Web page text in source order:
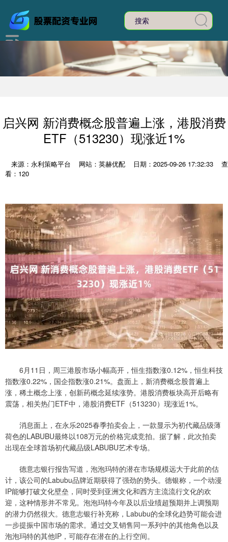
启兴网 新消费概念股普遍上涨，港股消费
ETF（513230）现涨近1%
来源：永利策略平台 网站：英赫优配 日期：2025-09-26 17:32:33
查
看：120
6月11日，周三港股市场小幅高开，恒生指数涨0.12%，恒生科技
指数涨0.22%，国企指数涨0.21%。盘面上，新消费概念股普遍上
涨，稀土概念上涨，创新药概念延续涨势。港股消费板块高开后略有
震荡，相关热门ETF中，港股消费ETF（513230）现涨近1%。
消息面上，在永乐2025春季拍卖会上，一款显示为初代藏品级薄
荷色的LABUBU最终以108万元的价格完成竞拍。据了解，此次拍卖
出现在全球首场初代藏品级LABUBU艺术专场。
德意志银行报告写道，泡泡玛特的潜在市场规模远大于此前的估
计，该公司的Labubu品牌近期获得了强劲的势头。德银称，一个动漫
IP能够打破文化壁垒，同时受到亚洲文化和西方主流流行文化的欢
迎，这种情形并不常见。泡泡玛特今年及以后业绩超预期并上调预期
的潜力仍然很大。德意志银行补充称，Labubu的全球化趋势可能会进
一步提振中国市场的需求。通过交叉销售同一系列中的其他角色以及
泡泡玛特的其他IP，可能存在潜在的上行空间。